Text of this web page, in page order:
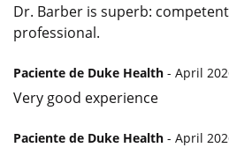
Dr. Barber is superb:
professional.
Paciente de Duke Health - April
Very good experience
Paciente de Duke Health - April